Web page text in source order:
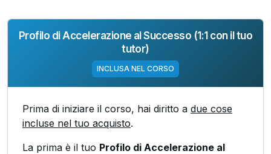
Profilo di Accelerazione al Successo (1:1 con il tuo
tutor)
INCLUSA NEL CORSO
Prima di iniziare il corso, hai diritto a due cose
incluse nel tuo acquisto.
La prima è il tuo Profilo di Accelerazione al